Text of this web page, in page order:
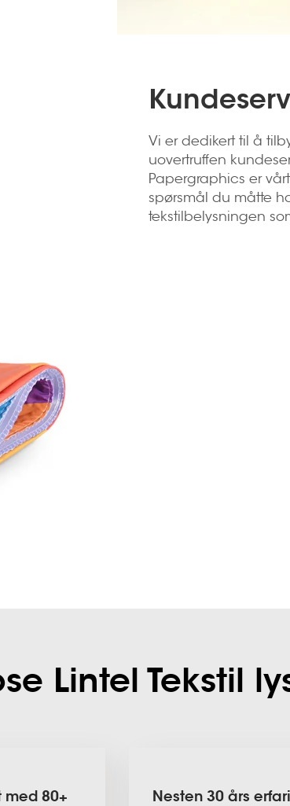
Vi er dedikert til å
uovertruffen
Papergraphics er
spørsmål du måtte
tekstilbelysningen
Lintel Tekstil
med 80+
Nesten 30 års